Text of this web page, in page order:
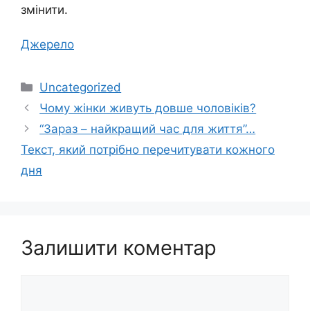
змінити.
Джерело
Категорії
Uncategorized
Чому жінки живуть довше чоловіків?
“Зараз – найкращий час для життя”…
Текст, який потрібно перечитувати кожного
дня
Залишити коментар